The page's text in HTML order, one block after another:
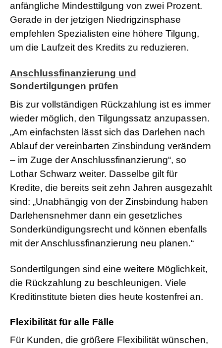
anfängliche Mindesttilgung von zwei Prozent.
Gerade in der jetzigen Niedrigzinsphase
empfehlen Spezialisten eine höhere Tilgung,
um die Laufzeit des Kredits zu reduzieren.
Anschlussfinanzierung und
Sondertilgungen prüfen
Bis zur vollständigen Rückzahlung ist es immer
wieder möglich, den Tilgungssatz anzupassen.
„Am einfachsten lässt sich das Darlehen nach
Ablauf der vereinbarten Zinsbindung verändern
– im Zuge der Anschlussfinanzierung“, so
Lothar Schwarz weiter. Dasselbe gilt für
Kredite, die bereits seit zehn Jahren ausgezahlt
sind: „Unabhängig von der Zinsbindung haben
Darlehensnehmer dann ein gesetzliches
Sonderkündigungsrecht und können ebenfalls
mit der Anschlussfinanzierung neu planen.“
Sondertilgungen sind eine weitere Möglichkeit,
die Rückzahlung zu beschleunigen. Viele
Kreditinstitute bieten dies heute kostenfrei an.
Flexibilität für alle Fälle
Für Kunden, die größere Flexibilität wünschen,